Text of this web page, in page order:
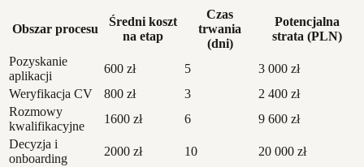
Obszar procesu
Średni koszt
na etap
Czas
trwania
(dni)
Potencjalna
strata (PLN)
Pozyskanie
aplikacji
600 zł 5
3 000 zł
Weryfikacja CV
800 zł 3
2 400 zł
Rozmowy
kwalifikacyjne
1600 zł 6
9 600 zł
Decyzja i
onboarding
2000 zł 10 20 000 zł